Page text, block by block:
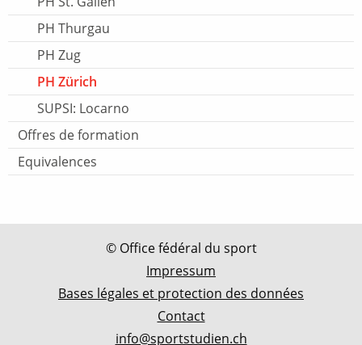
PH Thurgau
PH Zug
PH Zürich
SUPSI: Locarno
Offres de formation
Equivalences
© Office fédéral du sport
Impressum
Bases légales et protection des données
Contact
info@sportstudien.ch